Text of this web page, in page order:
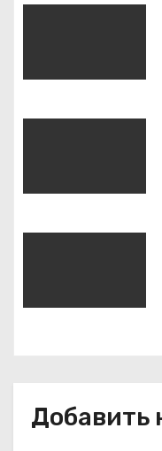
о
а
п
с
я
Добавить